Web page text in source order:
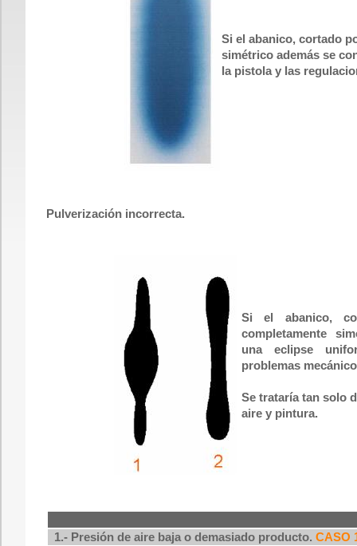
Si el abanico, cortado
simétrico además se
la pistola y las
Pulverización incorrecta.
Si el abanico,
completamente
una eclipse
problemas
Se trataría tan solo
aire y pintura.
1.- Presión de aire baja o demasiado producto. CASO